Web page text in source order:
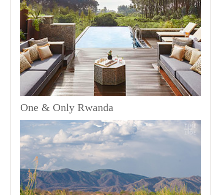
One & Only Rwanda